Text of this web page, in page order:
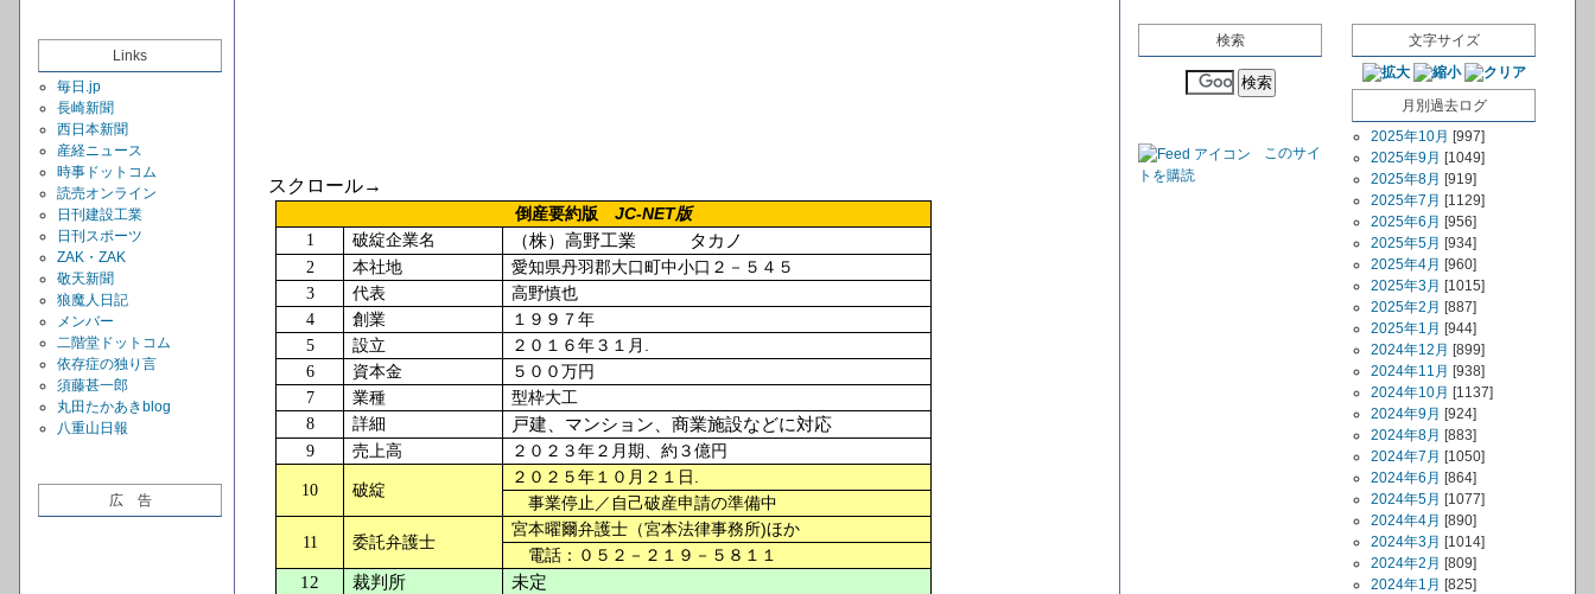
Links
毎日.jp
長崎新聞
西日本新聞
産経ニュース
時事ドットコム
読売オンライン
日刊建設工業
日刊スポーツ
ZAK・ZAK
敬天新聞
狼魔人日記
メンバー
二階堂ドットコム
依存症の独り言
須藤甚一郎
丸田たかあきblog
八重山日報
広 告
スクロール→
倒産要約版 JC-NET版
1 破綻企業名 （株）高野工業 タカノ
2 本社地
愛知県丹羽郡大口町中小口２－５４５
3
代表
高野慎也
4
創業
１９９７年
5
設立 ２０１６年３１月
6 資本金
５００万円
7
業種
型枠大工
8
詳細 戸建、マンション、商業施設などに対応
9 売上高 ２０２３年２月期、約３億円
10 破綻
２０２５年１０月２１日
事業停止／自己破産申請の準備中
11 委託弁護士
宮本曜爾弁護士（宮本法律事務所)ほか
電話：０５２－２１９－５８１１
12 裁判所 未定
検索
このサイ
トを購読
文字サイズ
月別過去ログ
2025年10月 [997]
2025年9月 [1049]
2025年8月 [919]
2025年7月 [1129]
2025年6月 [956]
2025年5月 [934]
2025年4月 [960]
2025年3月 [1015]
2025年2月 [887]
2025年1月 [944]
2024年12月 [899]
2024年11月 [938]
2024年10月 [1137]
2024年9月 [924]
2024年8月 [883]
2024年7月 [1050]
2024年6月 [864]
2024年5月 [1077]
2024年4月 [890]
2024年3月 [1014]
2024年2月 [809]
2024年1月 [825]